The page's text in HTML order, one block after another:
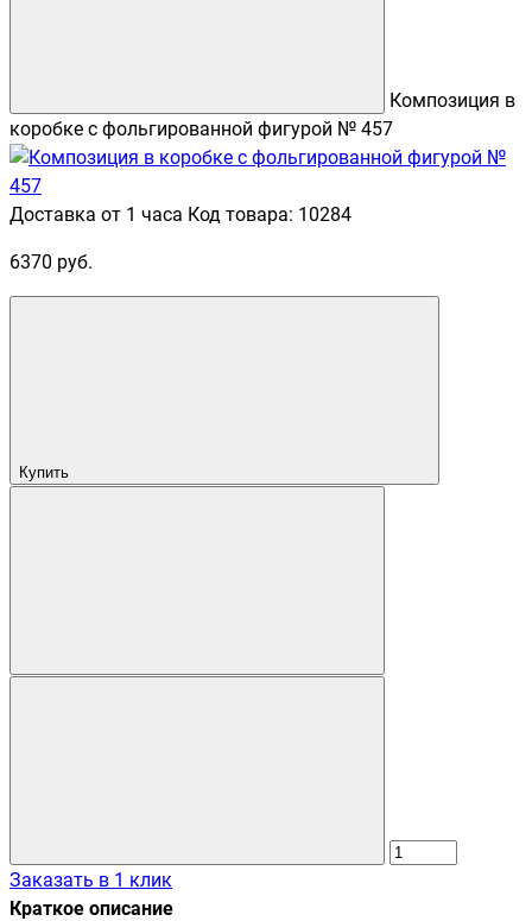
Композиция в
коробке с фольгированной фигурой № 457
Доставка от 1 часа Код товара: 10284
6370 руб.
Купить
Заказать в 1 клик
Краткое описание